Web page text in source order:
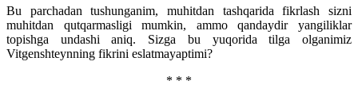
Bu parchadan tushunganim, muhitdan tashqarida fikrlash sizni
muhitdan qutqarmasligi mumkin, ammo qandaydir yangiliklar
topishga undashi aniq. Sizga bu yuqorida tilga olganimiz
Vitgenshteynning fikrini eslatmayaptimi?
* * *